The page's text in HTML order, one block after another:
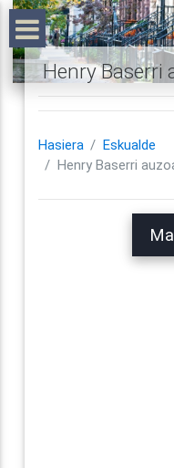
Henry Baserri
Hasiera
Eskualde
Henry Baserri